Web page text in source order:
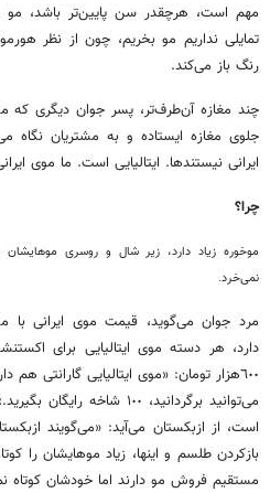
مهم است، هرچقدر سن پایین‌تر باشد، مو
تمایلی نداریم مو بخریم، چون از نظر
رنگ باز می‌کند.
چند مغازه آن‌طرف‌تر، پسر جوان دیگری که
جلوی مغازه ایستاده و به مشتریان نگاه
ایرانی نیستندها. ایتالیایی است. ما موی
چرا؟
موخوره زیاد دارد، زیر شال و روسری
نمی‌خرد.
مرد جوان می‌گوید، قیمت موی ایرانی با
٦٠٠‌هزار تومان: «موی ایتالیایی گارانتی هم
می‌توانید برگردانید، ١٠٠
است، از ازبکستان می‌آید: «می‌گویند
بازکردن طلسم و اینها، زیاد موهایشان را
مستقیم فروش مو دارند اما خودشان کوتاه